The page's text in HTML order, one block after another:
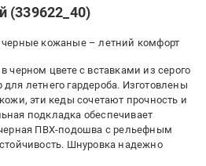
(339622_40)
кожаные – летний комфорт
черном цвете с вставками из серого
летнего гардероба. Изготовлены
эти кеды сочетают прочность и
подкладка обеспечивает
ПВХ-подошва с рельефным
Шнуровка надежно